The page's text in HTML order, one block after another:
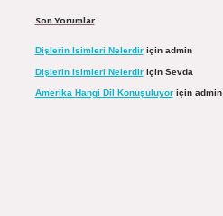
Son Yorumlar
Dişlerin Isimleri Nelerdiriçin admin
Dişlerin Isimleri Nelerdiriçin Sevda
Amerika Hangi Dil Konuşuluyoriçin admin